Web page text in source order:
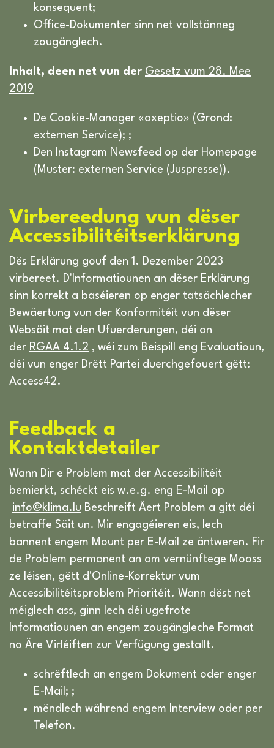
konsequent;
Office-Dokumenter sinn net vollstänneg
zougänglech.
Inhalt, deen net vun der Gesetz vum 28. Mee
2019
De Cookie-Manager «axeptio» (Grond:
externen Service); ;
Den Instagram Newsfeed op der Homepage
(Muster: externen Service (Juspresse)).
Virbereedung vun dëser
Accessibilitéitserklärung
Dës Erklärung gouf den 1. Dezember 2023
virbereet. D'Informatiounen an dëser Erklärung
sinn korrekt a baséieren op enger tatsächlecher
Bewäertung vun der Konformitéit vun dëser
Websäit mat den Ufuerderungen, déi an
der RGAA 4.1.2 , wéi zum Beispill eng Evaluatioun,
déi vun enger Drëtt Partei duerchgefouert gëtt:
Access42.
Feedback a
Kontaktdetailer
Wann Dir e Problem mat der Accessibilitéit
bemierkt, schéckt eis w.e.g. eng E-Mail op
info@klima.lu Beschreift Äert Problem a gitt déi
betraffe Säit un. Mir engagéieren eis, Iech
bannent engem Mount per E-Mail ze äntweren. Fir
de Problem permanent an am vernünftege Mooss
ze léisen, gëtt d'Online-Korrektur vum
Accessibilitéitsproblem Prioritéit. Wann dëst net
méiglech ass, ginn Iech déi ugefrote
Informatiounen an engem zougängleche Format
no Äre Virléiften zur Verfügung gestallt.
schrëftlech an engem Dokument oder enger
E-Mail; ;
mëndlech während engem Interview oder per
Telefon.